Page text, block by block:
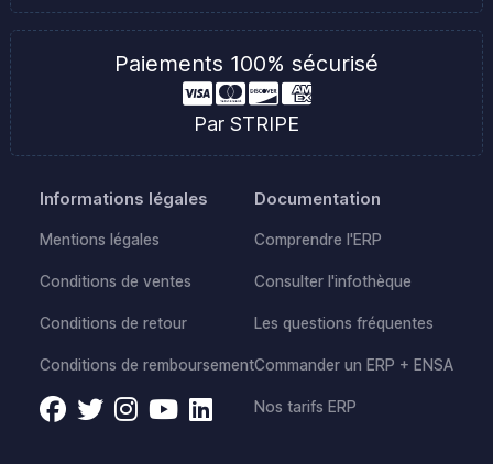
Paiements 100% sécurisé
Par STRIPE
Informations légales
Mentions légales
Conditions de ventes
Conditions de retour
Conditions de remboursement
Documentation
Comprendre l'ERP
Consulter l'infothèque
Les questions fréquentes
Commander un ERP + ENSA
Nos tarifs ERP